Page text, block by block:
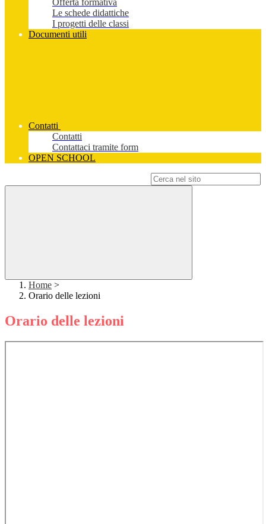
Offerta formativa
Le schede didattiche
I progetti delle classi
Documenti utili
Contatti
Contatti
Contattaci tramite form
OPEN SCHOOL
Home >
Orario delle lezioni
Orario delle lezioni